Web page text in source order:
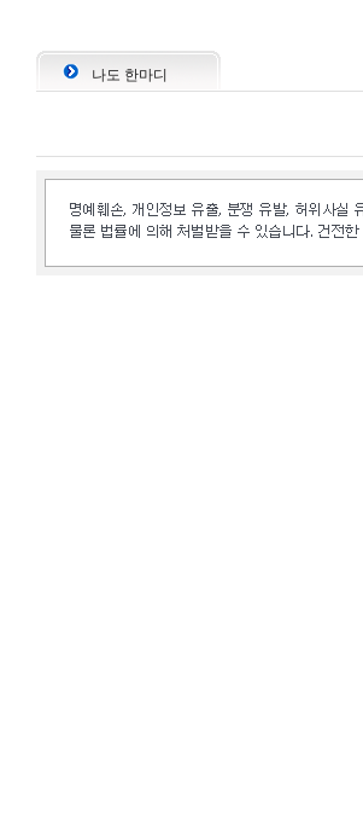
나도 한마디